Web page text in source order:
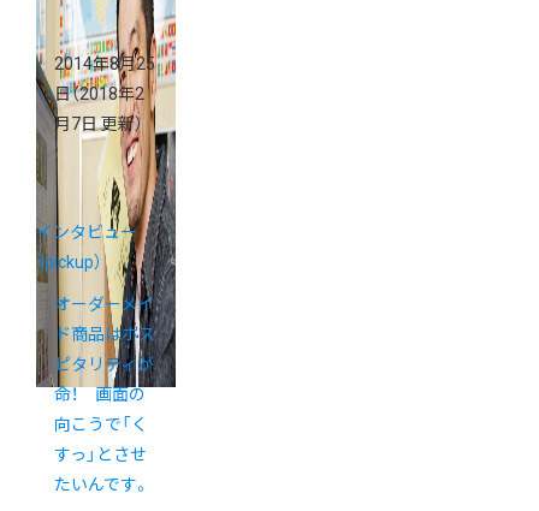
2014年8月25
日（2018年2
月7日 更新）
インタビュー
（pickup）
オーダーメイ
ド商品はホス
ピタリティが
命！ 画面の
向こうで「く
すっ」とさせ
たいんです。